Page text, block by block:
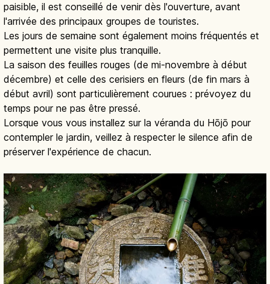
paisible, il est conseillé de venir dès l'ouverture, avant
l'arrivée des principaux groupes de touristes.
Les jours de semaine sont également moins fréquentés et
permettent une visite plus tranquille.
La saison des feuilles rouges (de mi-novembre à début
décembre) et celle des cerisiers en fleurs (de fin mars à
début avril) sont particulièrement courues : prévoyez du
temps pour ne pas être pressé.
Lorsque vous vous installez sur la véranda du Hōjō pour
contempler le jardin, veillez à respecter le silence afin de
préserver l'expérience de chacun.